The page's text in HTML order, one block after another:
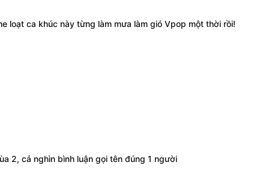
loạt ca khúc này từng làm mưa làm gió Vpop một thời rồi!
2, cả nghìn bình luận gọi tên đúng 1 người